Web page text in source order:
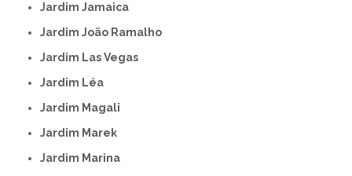
Jardim Jamaica
Jardim João Ramalho
Jardim Las Vegas
Jardim Léa
Jardim Magali
Jardim Marek
Jardim Marina